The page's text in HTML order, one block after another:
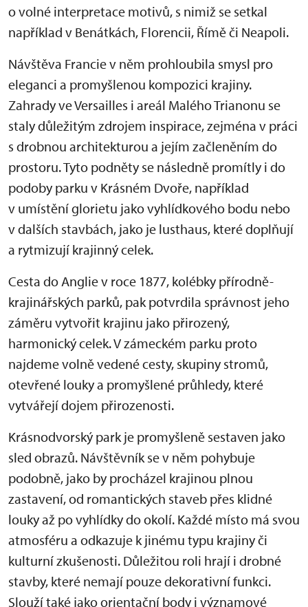
o volné interpretace motivů, s nimiž se setkal
například v Benátkách, Florencii, Římě či Neapoli.
Návštěva Francie v něm prohloubila smysl pro
eleganci a promyšlenou kompozici krajiny.
Zahrady ve Versailles i areál Malého Trianonu se
staly důležitým zdrojem inspirace, zejména v práci
s drobnou architekturou a jejím začleněním do
prostoru. Tyto podněty se následně promítly i do
podoby parku v Krásném Dvoře, například
v umístění glorietu jako vyhlídkového bodu nebo
v dalších stavbách, jako je lusthaus, které doplňují
a rytmizují krajinný celek.
Cesta do Anglie v roce 1877, kolébky přírodně-
krajinářských parků, pak potvrdila správnost jeho
záměru vytvořit krajinu jako přirozený,
harmonický celek. V zámeckém parku proto
najdeme volně vedené cesty, skupiny stromů,
otevřené louky a promyšlené průhledy, které
vytvářejí dojem přirozenosti.
Krásnodvorský park je promyšleně sestaven jako
sled obrazů. Návštěvník se v něm pohybuje
podobně, jako by procházel krajinou plnou
zastavení, od romantických staveb přes klidné
louky až po vyhlídky do okolí. Každé místo má svou
atmosféru a odkazuje k jinému typu krajiny či
kulturní zkušenosti. Důležitou roli hrají i drobné
stavby, které nemají pouze dekorativní funkci.
Slouží také jako orientační body i významové